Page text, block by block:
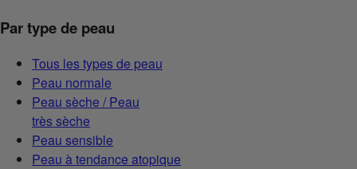
Par type de peau
Tous les types de peau
Peau normale
Peau sèche / Peau
très sèche
Peau sensible
Peau à tendance atopique